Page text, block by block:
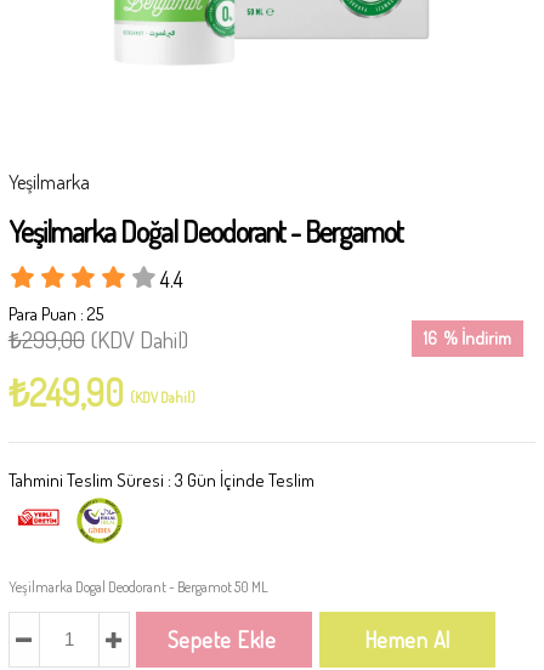
Yeşilmarka
Yeşilmarka Doğal Deodorant - Bergamot
4.4
Para Puan : 25
%
16 İndirim
₺299,00 (KDV Dahil)
₺249,90 (KDV Dahil)
Tahmini Teslim Süresi : 3 Gün İçinde Teslim
Yeşilmarka Dogal Deodorant - Bergamot 50 ML